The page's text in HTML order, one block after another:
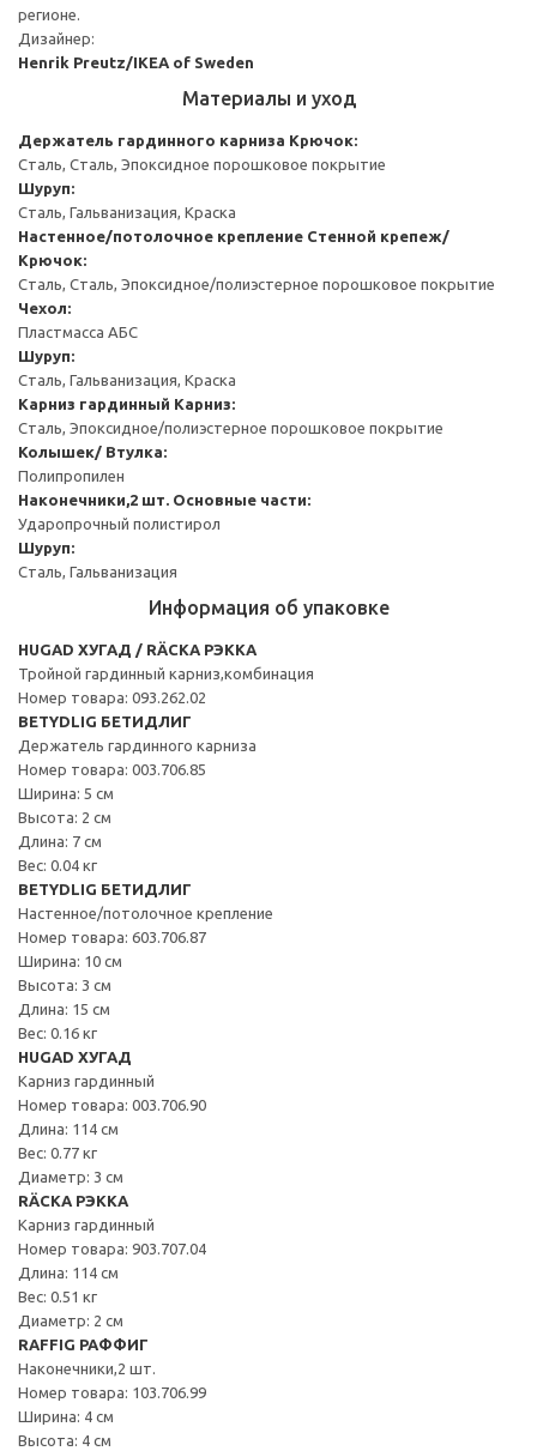
регионе.
Дизайнер:
Henrik Preutz/IKEA of Sweden
Материалы и уход
Держатель гардинного карниза Крючок:
Сталь, Сталь, Эпоксидное порошковое покрытие
Шуруп:
Сталь, Гальванизация, Краска
Настенное/потолочное крепление Стенной крепеж/
Крючок:
Сталь, Сталь, Эпоксидное/полиэстерное порошковое покрытие
Чехол:
Пластмасса АБС
Шуруп:
Сталь, Гальванизация, Краска
Карниз гардинный Карниз:
Сталь, Эпоксидное/полиэстерное порошковое покрытие
Колышек/ Втулка:
Полипропилен
Наконечники,2 шт. Основные части:
Ударопрочный полистирол
Шуруп:
Сталь, Гальванизация
Информация об упаковке
HUGAD ХУГАД / RÄCKA РЭККА
Тройной гардинный карниз,комбинация
Номер товара: 093.262.02
BETYDLIG БЕТИДЛИГ
Держатель гардинного карниза
Номер товара: 003.706.85
Ширина: 5 см
Высота: 2 см
Длина: 7 см
Вес: 0.04 кг
BETYDLIG БЕТИДЛИГ
Настенное/потолочное крепление
Номер товара: 603.706.87
Ширина: 10 см
Высота: 3 см
Длина: 15 см
Вес: 0.16 кг
HUGAD ХУГАД
Карниз гардинный
Номер товара: 003.706.90
Длина: 114 см
Вес: 0.77 кг
Диаметр: 3 см
RÄCKA РЭККА
Карниз гардинный
Номер товара: 903.707.04
Длина: 114 см
Вес: 0.51 кг
Диаметр: 2 см
RAFFIG РАФФИГ
Наконечники,2 шт.
Номер товара: 103.706.99
Ширина: 4 см
Высота: 4 см